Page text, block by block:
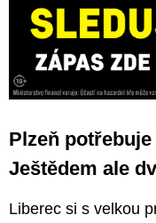
Plzeň
Ještědem ale
Liberec si s velkou